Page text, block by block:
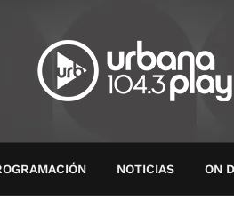
NOTICIAS ON